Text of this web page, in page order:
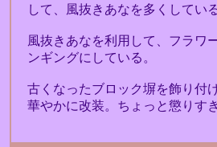
して、風抜きあなを多くしてい
風抜きあなを利用して、フラワ
ンギングにしている。
古くなったブロック塀を飾り付
華やかに改装。ちょっと懲りす